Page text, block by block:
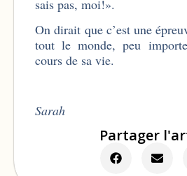
sais pas, moi!».
On dirait que c’est une
tout le monde, peu
cours de sa vie.
Sarah
Partager